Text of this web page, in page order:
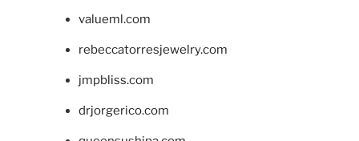
valueml.com
rebeccatorresjewelry.com
jmpbliss.com
drjorgerico.com